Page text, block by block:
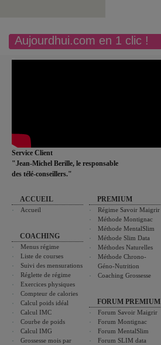
Aujourdhui.com en 1 clic !
Service Client
"Jean-Michel Berille, le responsable
des télé-conseillers."
ACCUEIL
Accueil
COACHING
Menus régime
Liste de courses
Suivi des mensurations
Réglette de régime
Exercices physiques
Compteur de calories
Calcul poids idéal
Calcul IMC
Courbe de poids
Calcul IMG
Grossesse mois par
PREMIUM
Régime Savoir Maigrir
Méthode Montignac
Méthode MentalSlim
Méthode Slim Data
Méthodes Naturelles
Méthode Chrono-
Géno-Nutrition
Coaching Grossesse
FORUM PREMIUM
Forum Savoir Maigrir
Forum Montignac
Forum MentalSlim
Forum SLIM data